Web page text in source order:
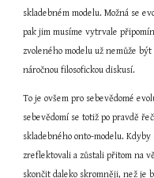
skladebném modelu. Možná se
pak jim musíme vytrvale
zvoleného modelu už nemůže
náročnou filosofickou diskusí.
To je ovšem pro sebevědomé
sebevědomí se totiž po pravdě
skladebného onto-modelu.
zreflektovali a zůstali přitom na
skončit daleko skromněji, než je